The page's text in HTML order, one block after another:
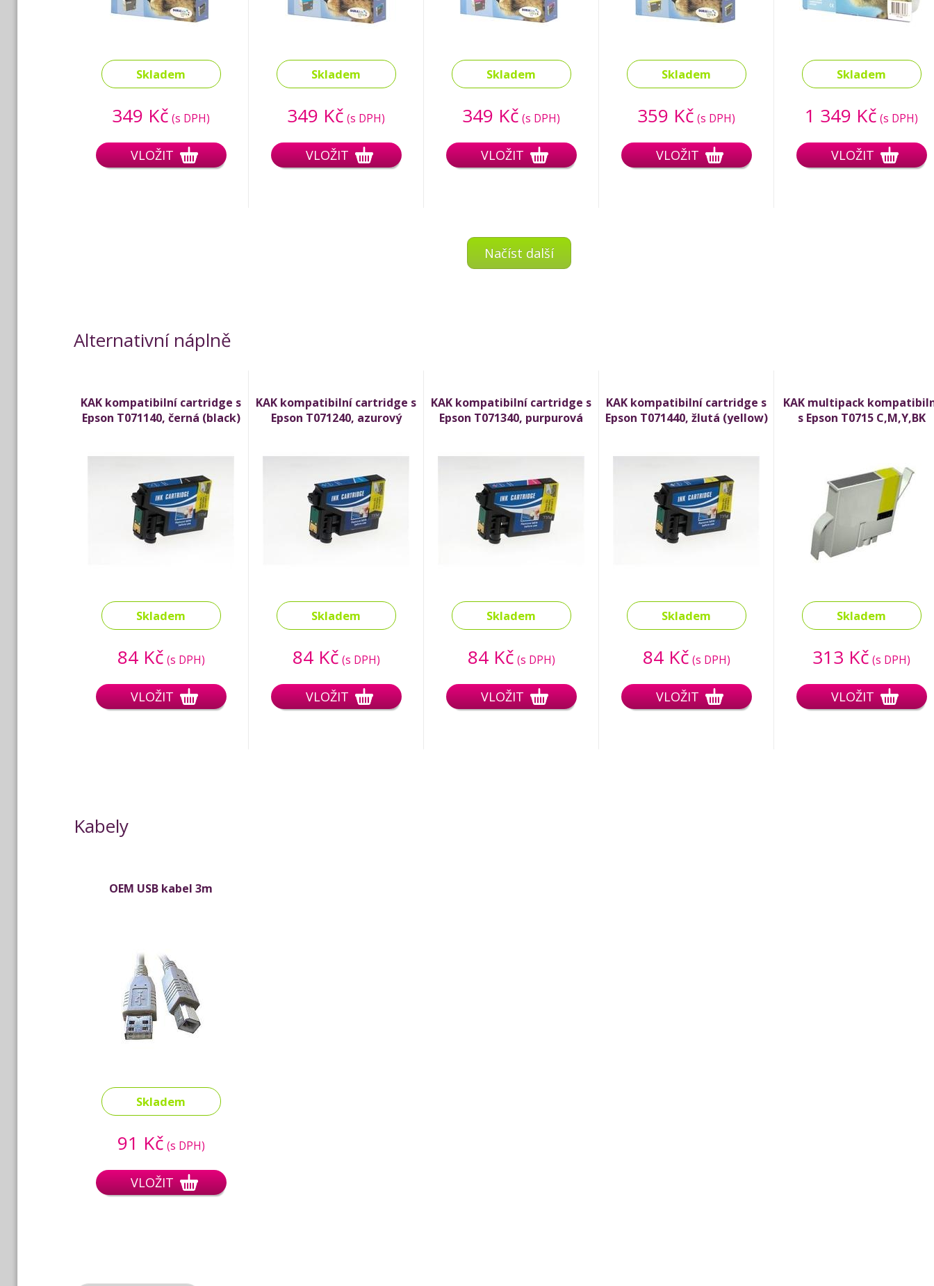
Skladem
349 Kč (s DPH)
VLOŽIT
Skladem
349 Kč (s DPH)
VLOŽIT
Skladem
349 Kč (s DPH)
VLOŽIT
Skladem
359 Kč (s DPH)
VLOŽIT
Skladem
1 349 Kč (s DPH)
VLOŽIT
Načíst další
Alternativní náplně
KAK kompatibilní cartridge s
Epson T071140, černá (black)
Skladem
84 Kč (s DPH)
VLOŽIT
KAK kompatibilní cartridge s
Epson T071240, azurový
Skladem
84 Kč (s DPH)
VLOŽIT
KAK kompatibilní cartridge s
Epson T071340, purpurová
Skladem
84 Kč (s DPH)
VLOŽIT
KAK kompatibilní cartridge s
Epson T071440, žlutá (yellow)
Skladem
84 Kč (s DPH)
VLOŽIT
KAK multipack
s Epson T0715 C,M,Y,BK
Skladem
313 Kč (s DPH)
VLOŽIT
Kabely
OEM USB kabel 3m
Skladem
91 Kč (s DPH)
VLOŽIT